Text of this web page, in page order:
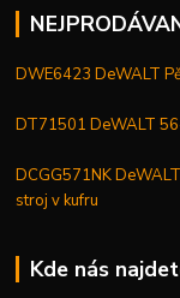
DWE6423 DeWALT
DT71501 DeWALT
DCGG571NK
stroj v kufru
Kde nás